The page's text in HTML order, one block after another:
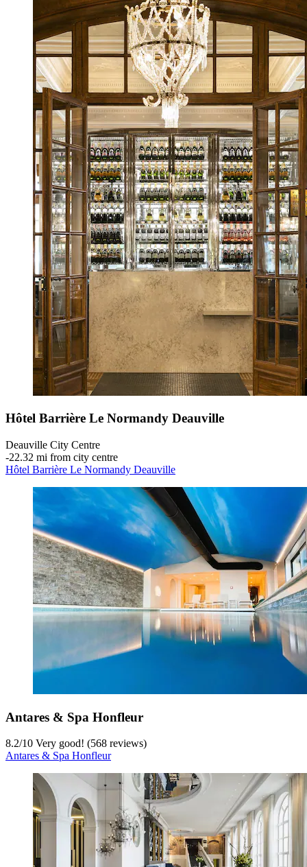
Hôtel Barrière Le Normandy Deauville
Deauville City Centre
‐22.32 mi from city centre
Hôtel Barrière Le Normandy Deauville
Antares & Spa Honfleur
8.2/10 Very good! (568 reviews)
Antares & Spa Honfleur